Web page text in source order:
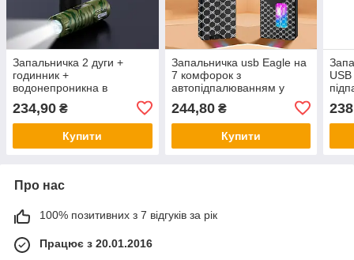
Запальничка 2 дуги +
годинник +
водонепроникна в
подарунковому пакованні
LG-773
234,90 ₴
Купити
Запальничка usb Eagle на
7 комфорок з
автопідпалюванням у
подарунковому пакованні
LG-805B
244,80₴
Купити
LG-
Про нас
100% позитивних з 7 відгуків за рік
Працює з 20.01.2016